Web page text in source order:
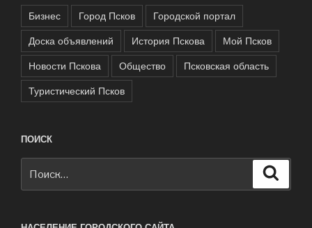
Бизнес Город Псков
Городской портал
Доска объявлений
История Пскова
Мой Псков
Новости Пскова
Общество
Псковская область
Туристический Псков
ПОИСК